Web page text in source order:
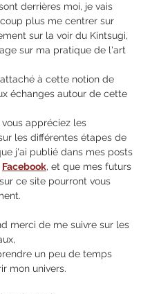
derrières moi, je vais
plus me centrer sur
sur la voir du Kintsugi,
sur ma pratique de l'art
à cette notion de
échanges autour de cette
vous appréciez les
les différentes étapes de
j'ai publié dans mes posts
Facebook, et que mes futurs
ce site pourront vous
merci de me suivre sur les
un peu de temps
mon univers.